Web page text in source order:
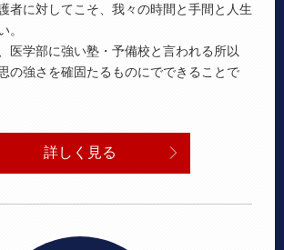
者に対してこそ、我々の時間と手間と人生
。
医学部に強い塾・予備校と言われる所以
の強さを確固たるものにでできることで
詳しく見る